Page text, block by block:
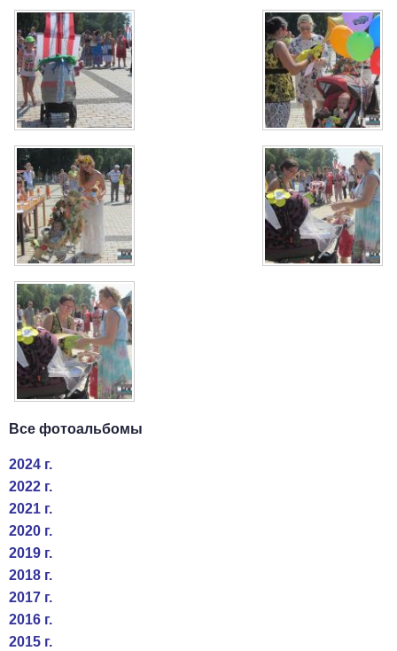
Все фотоальбомы
2024 г.
2022 г.
2021 г.
2020 г.
2019 г.
2018 г.
2017 г.
2016 г.
2015 г.